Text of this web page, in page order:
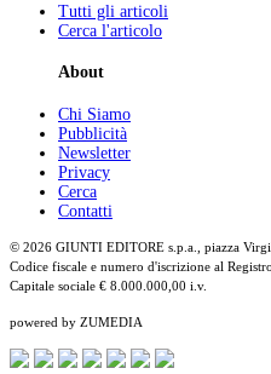
Tutti gli articoli
Cerca l'articolo
About
Chi Siamo
Pubblicità
Newsletter
Privacy
Cerca
Contatti
© 2026 GIUNTI EDITORE s.p.a., piazza
Codice fiscale e numero d'iscrizione al
Capitale sociale € 8.000.000,00 i.v.
powered by ZUMEDIA